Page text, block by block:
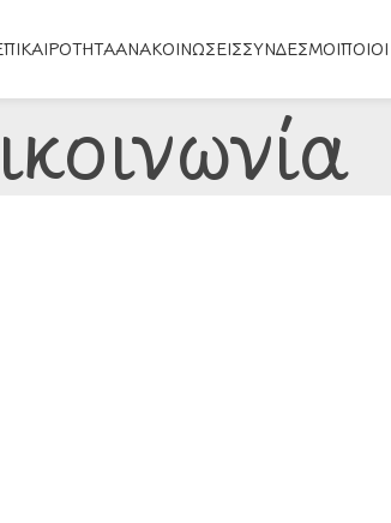
ΑΝΑΚΟΙΝΏΣΕΙΣΣΎΝΔΕΣΜΟΙ